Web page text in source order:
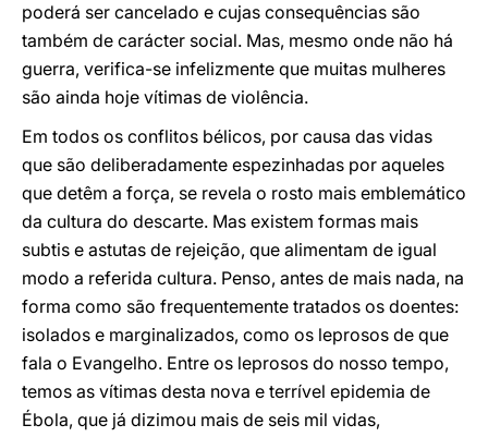
poderá ser cancelado e cujas consequências são
também de carácter social. Mas, mesmo onde não há
guerra, verifica-se infelizmente que muitas mulheres
são ainda hoje vítimas de violência.
Em todos os conflitos bélicos, por causa das vidas
que são deliberadamente espezinhadas por aqueles
que detêm a força, se revela o rosto mais emblemático
da cultura do descarte. Mas existem formas mais
subtis e astutas de rejeição, que alimentam de igual
modo a referida cultura. Penso, antes de mais nada, na
forma como são frequentemente tratados os doentes:
isolados e marginalizados, como os leprosos de que
fala o Evangelho. Entre os leprosos do nosso tempo,
temos as vítimas desta nova e terrível epidemia de
Ébola, que já dizimou mais de seis mil vidas,